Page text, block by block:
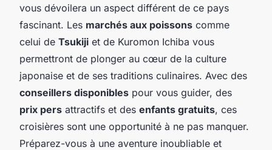
vous dévoilera un aspect différent de ce pays
fascinant. Les marchés aux poissons comme
celui de Tsukiji et de Kuromon Ichiba vous
permettront de plonger au cœur de la culture
japonaise et de ses traditions culinaires. Avec des
conseillers disponibles pour vous guider, des
prix pers attractifs et des enfants gratuits, ces
croisières sont une opportunité à ne pas manquer.
Préparez-vous à une aventure inoubliable et